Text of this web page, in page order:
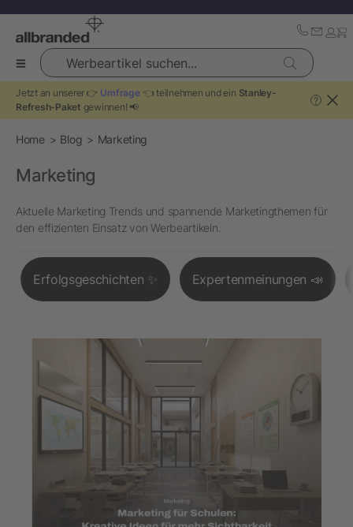
Werbeartikel suchen...
Jetzt an unserer 👉 Umfrage👈 teilnehmen und ein Stanley-
Refresh-Paket gewinnen! 📢
?
Home Blog Marketing
Marketing
Aktuelle Marketing Trends und spannende Marketingthemen für
den effizienten Einsatz von Werbeartikeln.
Erfolgsgeschichten ✨ Expertenmeinungen 📣